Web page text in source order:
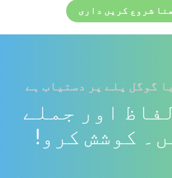
شروع کریں داری
گوگل پلے پر دستیاب ہے
اور جملے
کوشش کرو!